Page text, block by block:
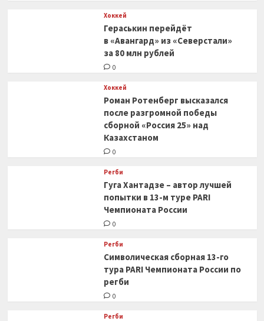
Хоккей
Гераськин перейдёт
в «Авангард» из «Северстали»
за 80 млн рублей
0
Хоккей
Роман Ротенберг высказался
после разгромной победы
сборной «Россия 25» над
Казахстаном
0
Регби
Гуга Хантадзе – автор лучшей
попытки в 13-м туре PARI
Чемпионата России
0
Регби
Символическая сборная 13-го
тура PARI Чемпионата России по
регби
0
Регби